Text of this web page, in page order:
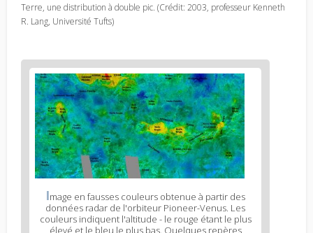
Terre, une distribution à double pic. (Crédit: 2003, professeur Kenneth
R. Lang, Université Tufts)
Image en fausses couleurs obtenue à partir des
données radar de l'orbiteur Pioneer-Venus. Les
couleurs indiquent l'altitude - le rouge étant le plus
élevé et le bleu le plus bas. Quelques repères